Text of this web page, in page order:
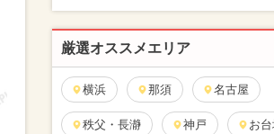
厳選オススメエリア
横浜 那須 名古屋
秩父・長瀞 神戸 お